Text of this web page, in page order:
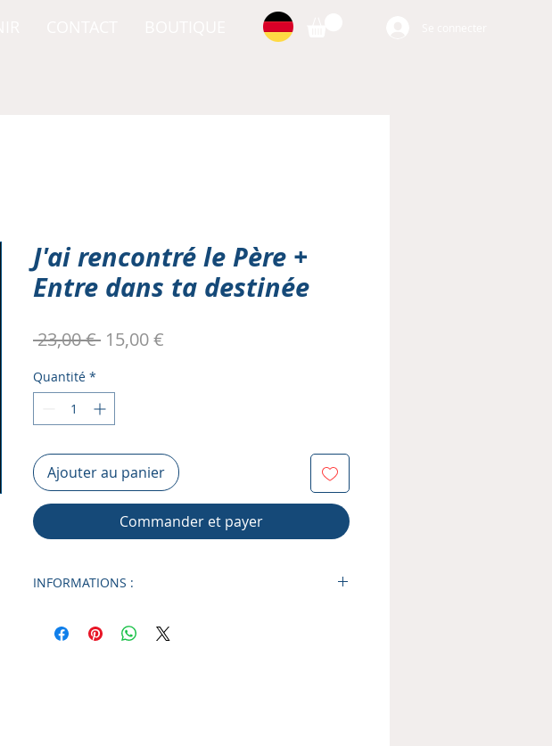
J'ai rencontré le Père +
Entre dans ta destinée
23,00 € Prix
15,00 €
Quantité *
Ajouter au panier
Commander et payer
INFORMATIONS :
Auteur : Stéfan Driess